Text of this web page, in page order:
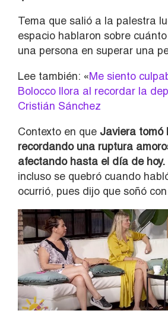
Tema que salió a la palestra
espacio hablaron sobre
una persona en superar una
Lee también: «Me siento
Bolocco llora al recordar la
Cristián Sánchez
Contexto en que Javiera tomó
recordando una ruptura
afectando hasta el día de hoy.
incluso se quebró cuando
ocurrió, pues dijo que soñó